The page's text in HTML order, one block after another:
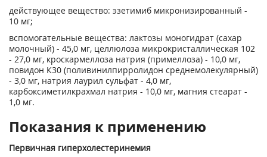
действующее вещество: эзетимиб микронизированный -
10 мг;
вспомогательные вещества: лактозы моногидрат (сахар
молочный) - 45,0 мг, целлюлоза микрокристаллическая 102
- 27,0 мг, кроскармеллоза натрия (примеллоза) - 10,0 мг,
повидон К30 (поливинилпирролидон среднемолекулярный)
- 3,0 мг, натрия лаурил сульфат - 4,0 мг,
карбоксиметилкрахмал натрия - 10,0 мг, магния стеарат -
1,0 мг.
Показания к применению
Первичная гиперхолестеринемия